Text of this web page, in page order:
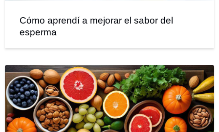
Cómo aprendí a mejorar el sabor del
esperma